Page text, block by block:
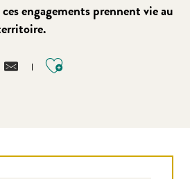
engagements prennent vie au
Ajouter aux